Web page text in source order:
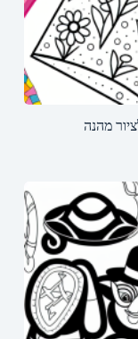
מהנה